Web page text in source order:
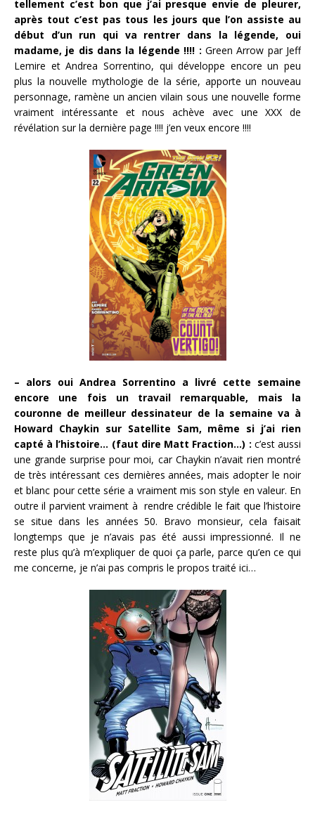
tellement c’est bon que j’ai presque envie de pleurer,
après tout c’est pas tous les jours que l’on assiste au
début d’un run qui va rentrer dans la légende, oui
madame, je dis dans la légende !!!! : Green Arrow par Jeff
Lemire et Andrea Sorrentino, qui développe encore un peu
plus la nouvelle mythologie de la série, apporte un nouveau
personnage, ramène un ancien vilain sous une nouvelle forme
vraiment intéressante et nous achève avec une XXX de
révélation sur la dernière page !!!! j’en veux encore !!!!
– alors oui Andrea Sorrentino a livré cette semaine
encore une fois un travail remarquable, mais la
couronne de meilleur dessinateur de la semaine va à
Howard Chaykin sur Satellite Sam, même si j’ai rien
capté à l’histoire… (faut dire Matt Fraction…) : c’est aussi
une grande surprise pour moi, car Chaykin n’avait rien montré
de très intéressant ces dernières années, mais adopter le noir
et blanc pour cette série a vraiment mis son style en valeur. En
outre il parvient vraiment à rendre crédible le fait que l’histoire
se situe dans les années 50. Bravo monsieur, cela faisait
longtemps que je n’avais pas été aussi impressionné. Il ne
reste plus qu’à m’expliquer de quoi ça parle, parce qu’en ce qui
me concerne, je n’ai pas compris le propos traité ici…